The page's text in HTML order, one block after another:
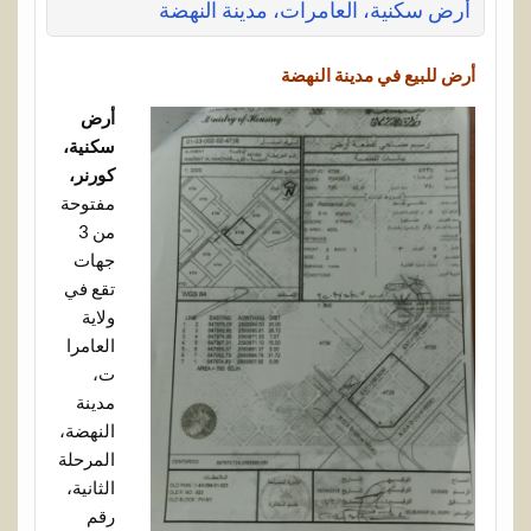
أرض سكنية، العامرات، مدينة النهضة
أرض للبيع في مدينة النهضة
أرض
سكنية،
كورنر،
مفتوحة
من 3
جهات
تقع في
ولاية
العامرا
ت،
مدينة
النهضة،
المرحلة
الثانية،
رقم